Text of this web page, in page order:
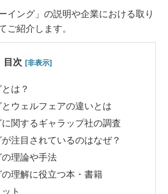
イング」の説明や企業における取り
ご紹介します。
目次 [非表示]
は？
ウェルフェアの違いとは
関するギャラップ社の調査
注目されているのはなぜ？
理論や手法
理解に役立つ本・書籍
ト